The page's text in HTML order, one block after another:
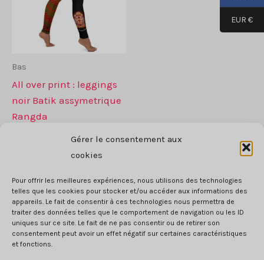
Gérer le consentement aux
cookies
Pour offrir les meilleures expériences, nous utilisons des technologies
telles que les cookies pour stocker et/ou accéder aux informations des
appareils. Le fait de consentir à ces technologies nous permettra de
traiter des données telles que le comportement de navigation ou les ID
uniques sur ce site. Le fait de ne pas consentir ou de retirer son
consentement peut avoir un effet négatif sur certaines caractéristiques
et fonctions.
sur
Bas
All over print : leggings
noir Batik assymetrique
Rangda
CHOIX DES OPTIONS
a
plusieurs
variantes.
Les
CGV
EUR €